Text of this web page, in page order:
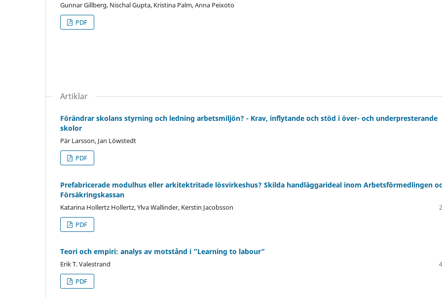
Gunnar Gillberg, Nischal Gupta, Kristina Palm, Anna Peixoto
PDF
Artiklar
Förändrar skolans styrning och ledning arbetsmiljön? - Krav, inflytande och stöd i över- och underpresterande
skolor
Pär Larsson, Jan Löwstedt
PDF
Prefabricerade modulhus eller arkitektritade lösvirkeshus? Skilda handläggarideal inom Arbetsförmedlingen
Försäkringskassan
Katarina Hollertz Hollertz, Ylva Wallinder, Kerstin Jacobsson
PDF
Teori och empiri: analys av motstånd i ”Learning to labour”
Erik T. Valestrand
PDF